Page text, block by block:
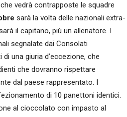
vedrà contrapposte le squadre
sarà la volta delle nazionali extra-
il capitano, più un allenatore. I
segnalate dai Consolati
una giuria d’eccezione, che
che dovranno rispettare
dal paese rappresentato. I
di 10 panettoni identici.
al cioccolato con impasto al